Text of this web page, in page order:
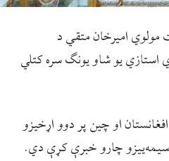
اميرخان متقي د
استازي يو شاو يونګ سره کتلي
او چين پر دوو اړخيزو
چارو خبرې کړې دي.